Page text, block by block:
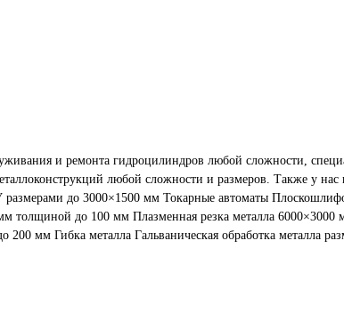
и ремонта гидроцилиндров любой сложности,
любой сложности и размеров. Также у нас имеется